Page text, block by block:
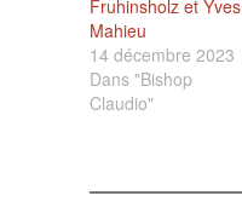
Fruhinsholz et Yves
Mahieu
14 décembre 2023
Dans "Bishop
Claudio"